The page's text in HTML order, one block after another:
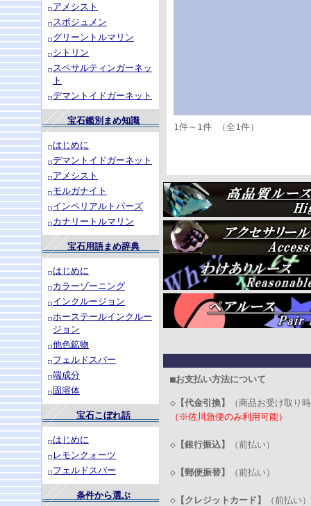
アメシスト
スポジュメン
グリーントルマリン
シトリン
スペサルティンガーネッ
ト
デマントイドガーネット
宝石鑑別まめ知識
はじめに
デマントイドガーネット
アメシスト
モルガナイト
インペリアルトパーズ
カナリートルマリン
宝石用語まめ辞典
はじめに
カラーゾーニング
インクルージョン
ホーステールインクルー
ジョン
他色鉱物
フェルドスパー
端成分
固溶体
宝石こぼれ話
はじめに
レモンクォーツ
フェルドスパー
条件から選ぶ
1件～1件 （全1件）
■お支払い方法について
◇ 【代金引換】
（商品お受け取り
（※佐川急便のみ利用可能）
◇ 【銀行振込】 （前払い）
◇ 【郵便振替】 （前払い）
◇ 【クレジットカード】 （前払い）